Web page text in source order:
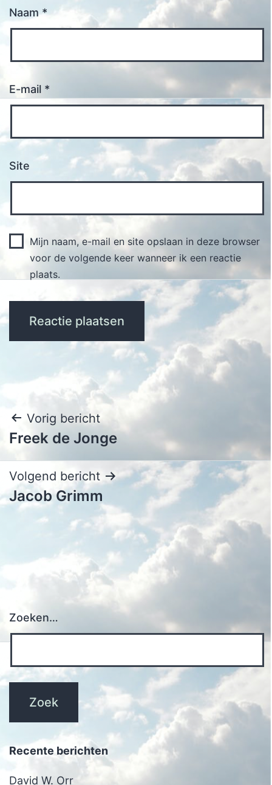
Naam*
E-mail *
Site
Mijn naam, e-mail en site opslaan in deze browser
voor de volgende keer wanneer ik een reactie
plaats.
Bericht
navigatie
Vorig bericht
Freek de Jonge
Volgend bericht
Jacob Grimm
Zoeken…
Recente berichten
David W. Orr